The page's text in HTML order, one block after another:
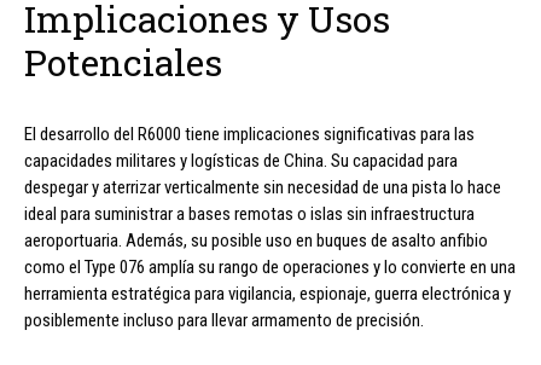
Implicaciones y Usos
Potenciales
El desarrollo del R6000 tiene implicaciones significativas para las
capacidades militares y logísticas de China. Su capacidad para
despegar y aterrizar verticalmente sin necesidad de una pista lo hace
ideal para suministrar a bases remotas o islas sin infraestructura
aeroportuaria. Además, su posible uso en buques de asalto anfibio
como el Type 076 amplía su rango de operaciones y lo convierte en una
herramienta estratégica para vigilancia, espionaje, guerra electrónica y
posiblemente incluso para llevar armamento de precisión.